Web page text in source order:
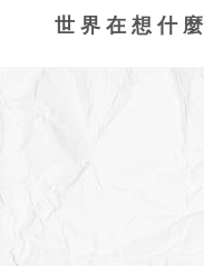
世界在想什麼